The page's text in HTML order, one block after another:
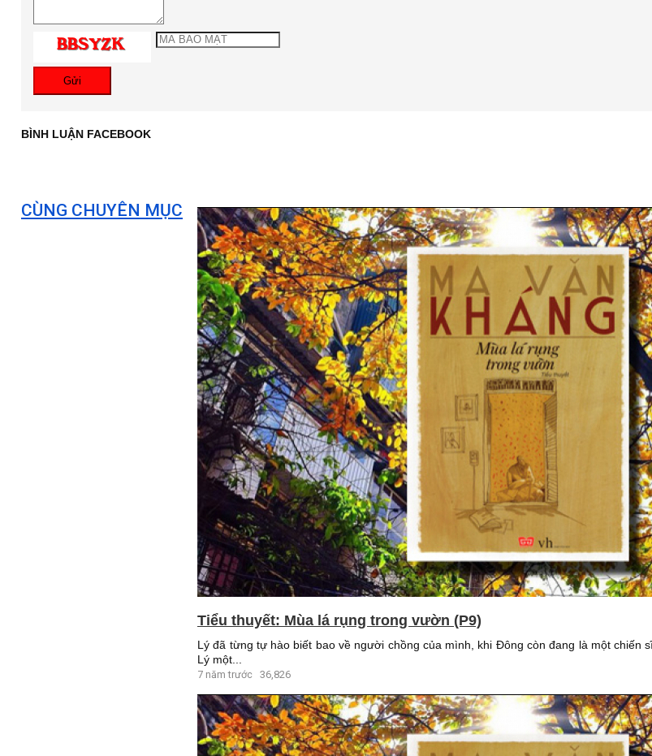
Gửi
BÌNH LUẬN FACEBOOK
CÙNG CHUYÊN MỤC
Tiểu thuyết: Mùa lá rụng trong vườn (P9)
Lý đã từng tự hào biết bao về người chồng của mình, khi Đông còn đang là một chiến
Lý một...
7 năm trước 36,826